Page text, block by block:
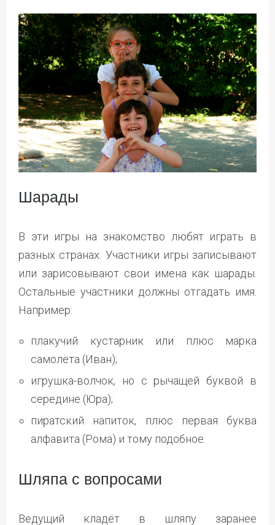
Шарады
В эти игры на знакомство любят играть в
разных странах. Участники игры записывают
или зарисовывают свои имена как шарады.
Остальные участники должны отгадать имя.
Например:
плакучий кустарник или плюс марка
самолёта (Иван);
игрушка-волчок, но с рычащей буквой в
середине (Юра);
пиратский напиток, плюс первая буква
алфавита (Рома) и тому подобное.
Шляпа с вопросами
Ведущий кладёт в шляпу заранее